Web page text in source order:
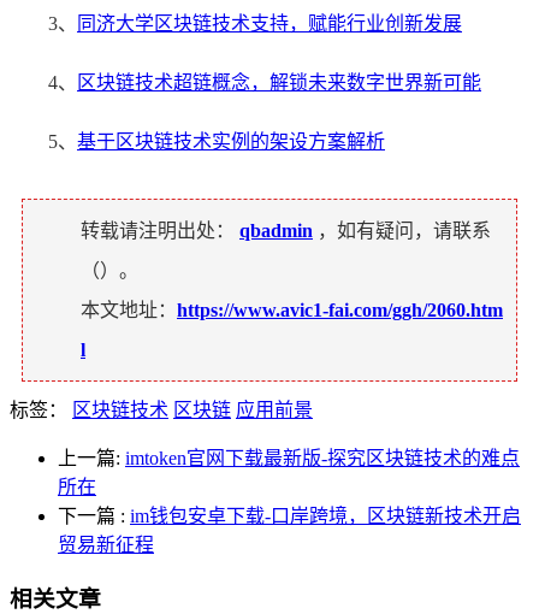
3、 同济大学区块链技术支持，赋能行业创新发展
4、 区块链技术超链概念，解锁未来数字世界新可能
5、 基于区块链技术实例的架设方案解析
转载请注明出处： qbadmin ，如有疑问，请联系
（）。
本文地址： https://www.avic1-fai.com/ggh/2060.htm
l
标签： 区块链技术 区块链 应用前景
上一篇: imtoken官网下载最新版-探究区块链技术的难点
所在
下一篇 : im钱包安卓下载-口岸跨境，区块链新技术开启
贸易新征程
相关文章